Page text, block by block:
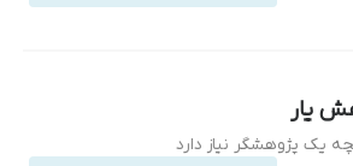
یار
یک پژوهشگر نیاز دارد